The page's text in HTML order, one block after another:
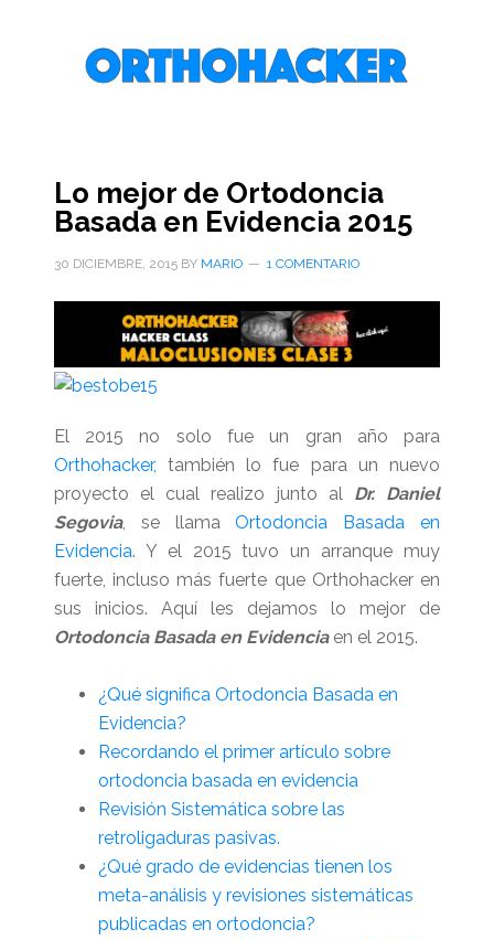
Lo mejor de Ortodoncia
Basada en Evidencia 2015
30 DICIEMBRE, 2015BY MARIO 1 COMENTARIO
El 2015 no solo fue un gran año para
Orthohacker, también lo fue para un nuevo
proyecto el cual realizo junto al Dr. Daniel
Segovia, se llamaOrtodoncia Basada en
Evidencia. Y el 2015 tuvo un arranque muy
fuerte, incluso más fuerte que Orthohacker en
sus inicios. Aquí les dejamos lo mejor de
Ortodoncia Basada en Evidenciaen el 2015.
¿Qué significa Ortodoncia Basada en
Evidencia?
Recordando el primer artículo sobre
ortodoncia basada en evidencia
Revisión Sistemática sobre las
retroligaduras pasivas.
¿Qué grado de evidencias tienen los
meta-análisis y revisiones sistemáticas
publicadas en ortodoncia?